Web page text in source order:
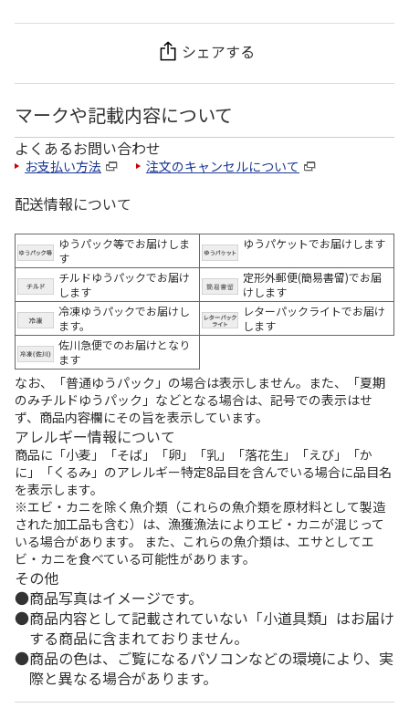
シェアする
マークや記載内容について
よくあるお問い合わせ
お支払い方法 注文のキャンセルについて
配送情報について
ゆうパック等でお届けしま
す
ゆうパケットでお届けします
チルドゆうパックでお届け
します
定形外郵便(簡易書留)でお届
けします
冷凍ゆうパックでお届けし
ます。
レターパックライトでお届け
します
佐川急便でのお届けとなり
ます
なお、「普通ゆうパック」の場合は表示しません。また、「夏期
のみチルドゆうパック」などとなる場合は、記号での表示はせ
ず、商品内容欄にその旨を表示しています。
アレルギー情報について
商品に「小麦」「そば」「卵」「乳」「落花生」「えび」「か
に」「くるみ」のアレルギー特定8品目を含んでいる場合に品目名
を表示します。
※エビ・カニを除く魚介類（これらの魚介類を原材料として製造
された加工品も含む）は、漁獲漁法によりエビ・カニが混じって
いる場合があります。 また、これらの魚介類は、エサとしてエ
ビ・カニを食べている可能性があります。
その他
商品写真はイメージです。
商品内容として記載されていない「小道具類」はお届け
する商品に含まれておりません。
商品の色は、ご覧になるパソコンなどの環境により、実
際と異なる場合があります。